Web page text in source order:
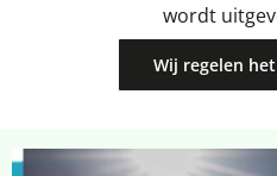
wordt
Wij regelen